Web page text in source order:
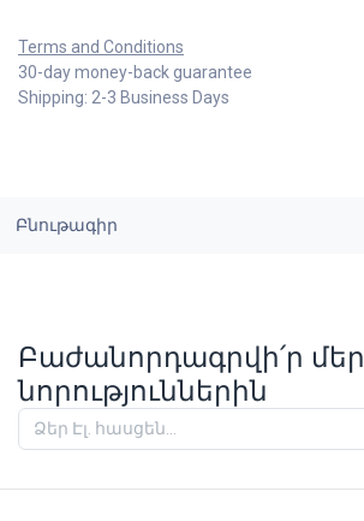
Terms and Conditions
30-day money-back guarantee
Shipping: 2-3 Business Days
Բնութագիր
Բաժանորդագրվի՛ր մեր
նորություններին